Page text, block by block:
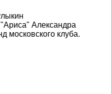
Александра
московского клуба.